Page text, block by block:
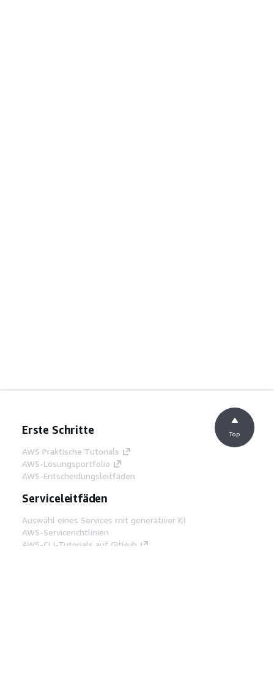
Erste Schritte
AWS Praktische Tutorials
AWS-Lösungsportfolio
AWS-Entscheidungsleitfäden
Serviceleitfäden
Auswahl eines Services mit generativer KI
AWS-Servicerichtlinien
AWS-CLI-Tutorials auf GitHub
Top